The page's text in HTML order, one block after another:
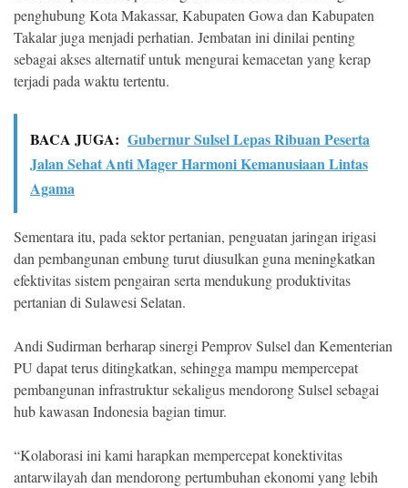
penghubung Kota Makassar, Kabupaten Gowa dan Kabupaten
Takalar juga menjadi perhatian. Jembatan ini dinilai penting
sebagai akses alternatif untuk mengurai kemacetan yang kerap
terjadi pada waktu tertentu.
BACA JUGA: Gubernur Sulsel Lepas Ribuan Peserta
Jalan Sehat Anti Mager Harmoni Kemanusiaan Lintas
Agama
Sementara itu, pada sektor pertanian, penguatan jaringan irigasi
dan pembangunan embung turut diusulkan guna meningkatkan
efektivitas sistem pengairan serta mendukung produktivitas
pertanian di Sulawesi Selatan.
Andi Sudirman berharap sinergi Pemprov Sulsel dan Kementerian
PU dapat terus ditingkatkan, sehingga mampu mempercepat
pembangunan infrastruktur sekaligus mendorong Sulsel sebagai
hub kawasan Indonesia bagian timur.
“Kolaborasi ini kami harapkan mempercepat konektivitas
antarwilayah dan mendorong pertumbuhan ekonomi yang lebih